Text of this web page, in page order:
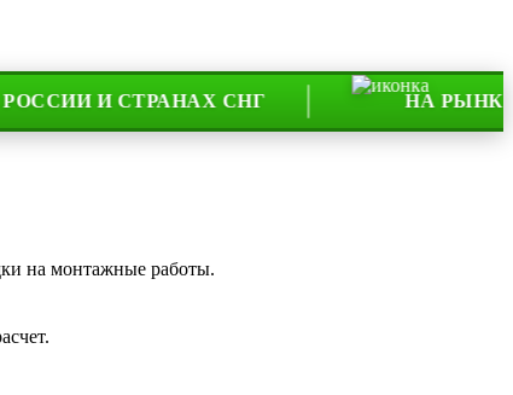
И СТРАНАХ СНГ
НА РЫНКЕ УЖЕ
на монтажные работы.